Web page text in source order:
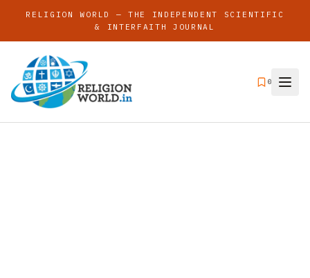
RELIGION WORLD — THE INDEPENDENT SCIENTIFIC
& INTERFAITH JOURNAL
0